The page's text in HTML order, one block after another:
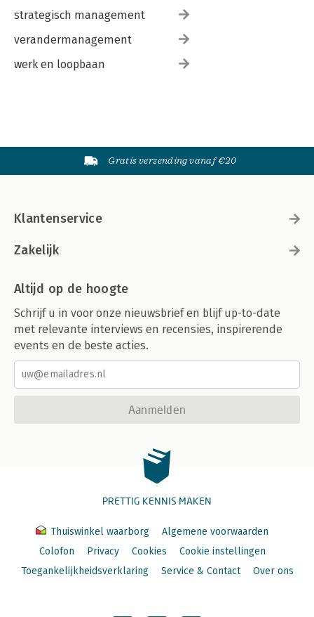
strategisch management
verandermanagement
werk en loopbaan
Gratis verzending vanaf €20
Klantenservice
Zakelijk
Altijd op de hoogte
Schrijf u in voor onze nieuwsbrief en blijf up-to-date
met relevante interviews en recensies, inspirerende
events en de beste acties.
Aanmelden
PRETTIG KENNIS MAKEN
Thuiswinkel waarborg
Algemene voorwaarden
Colofon
Privacy Cookies
Cookie instellingen
Toegankelijkheidsverklaring
Service & Contact Over ons